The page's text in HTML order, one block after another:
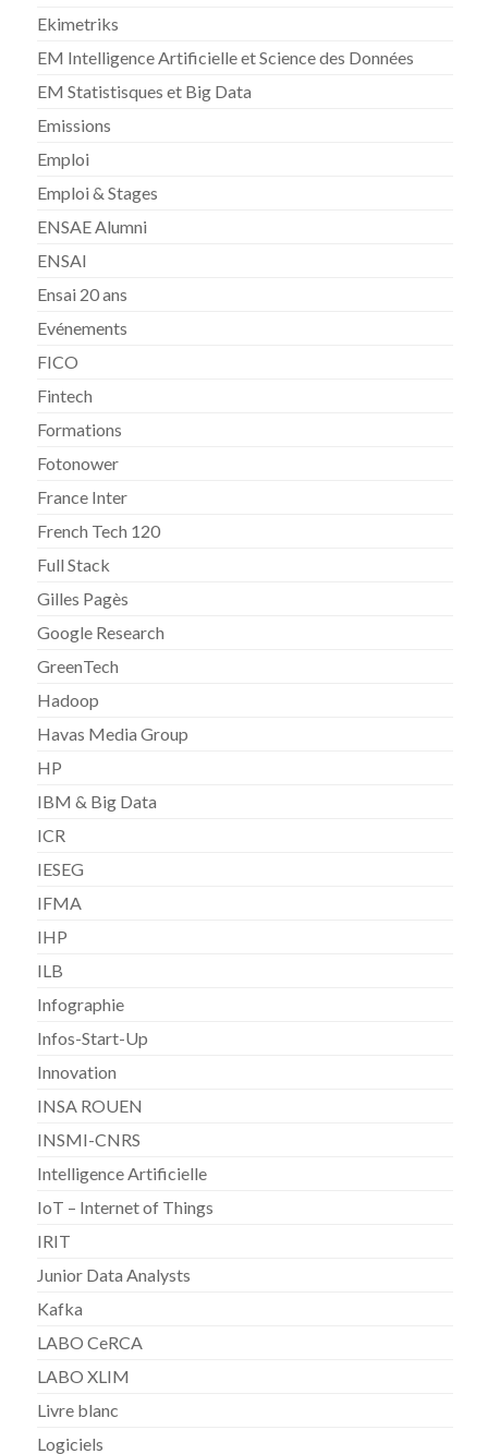
Ekimetriks
EM Intelligence Artificielle et Science des Données
EM Statistisques et Big Data
Emissions
Emploi
Emploi & Stages
ENSAE Alumni
ENSAI
Ensai 20 ans
Evénements
FICO
Fintech
Formations
Fotonower
France Inter
French Tech 120
Full Stack
Gilles Pagès
Google Research
GreenTech
Hadoop
Havas Media Group
HP
IBM & Big Data
ICR
IESEG
IFMA
IHP
ILB
Infographie
Infos-Start-Up
Innovation
INSA ROUEN
INSMI-CNRS
Intelligence Artificielle
IoT – Internet of Things
IRIT
Junior Data Analysts
Kafka
LABO CeRCA
LABO XLIM
Livre blanc
Logiciels